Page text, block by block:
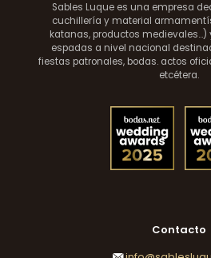
Sables Luque es una empresa
cuchillería y material
katanas, productos
espadas a nivel nacional
fiestas patronales, bodas. actos
etcétera.
Contacto